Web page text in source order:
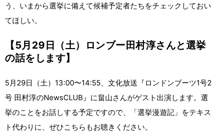
う、いまから選挙に備えて候補予定者たちをチェックしておい
てほしい。
【5月29日（土）ロンブー田村淳さんと選挙
の話をします】
5月29日（土）13:00〜14:55、文化放送『ロンドンブーツ1号2
号 田村淳のNewsCLUB』に畠山さんがゲスト出演します。選
挙のことをお話しする予定ですので、「選挙漫遊記」をテキス
ト代わりに、ぜひこちらもお聴きください。